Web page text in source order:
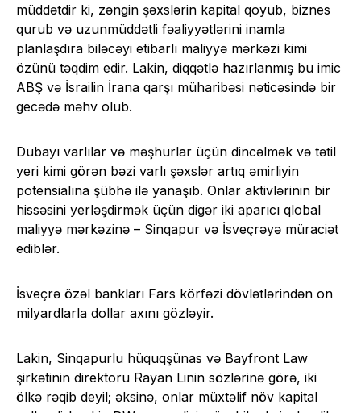
müddətdir ki, zəngin şəxslərin kapital qoyub, biznes
qurub və uzunmüddətli fəaliyyətlərini inamla
planlaşdıra biləcəyi etibarlı maliyyə mərkəzi kimi
özünü təqdim edir. Lakin, diqqətlə hazırlanmış bu imic
ABŞ və İsrailin İrana qarşı müharibəsi nəticəsində bir
gecədə məhv olub.
Dubayı varlılar və məşhurlar üçün dincəlmək və tətil
yeri kimi görən bəzi varlı şəxslər artıq əmirliyin
potensialına şübhə ilə yanaşıb. Onlar aktivlərinin bir
hissəsini yerləşdirmək üçün digər iki aparıcı qlobal
maliyyə mərkəzinə – Sinqapur və İsveçrəyə müraciət
ediblər.
İsveçrə özəl bankları Fars körfəzi dövlətlərindən on
milyardlarla dollar axını gözləyir.
Lakin, Sinqapurlu hüquqşünas və Bayfront Law
şirkətinin direktoru Rayan Linin sözlərinə görə, iki
ölkə rəqib deyil; əksinə, onlar müxtəlif növ kapital